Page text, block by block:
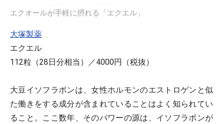
エクオールが手軽に摂れる「エクエル」
大塚製薬
エクエル
112粒（28日分相当）／4000円（税抜）
大豆イソフラボンは、女性ホルモンのエストロゲンと似
た働きをする成分が含まれていることはよく知られてい
ること。ここ数年、そのパワーの源は、イソフラボンが